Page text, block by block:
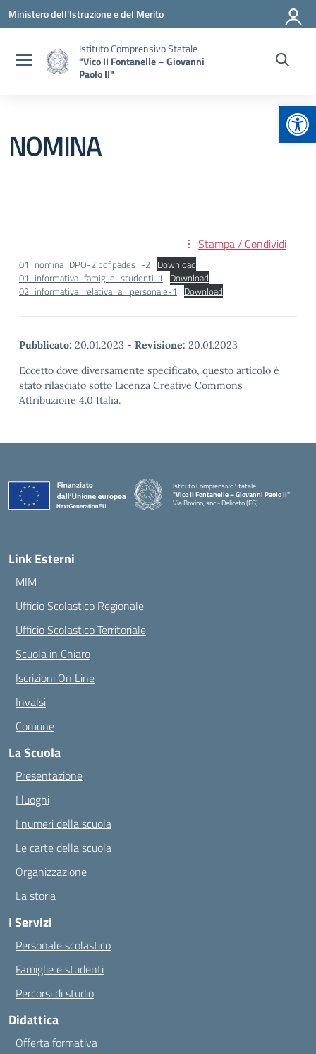
Vai ai contenuti
Vai al menu di navigazione
Vai al footer
Ministero dell'Istruzione e del Merito
Istituto Comprensivo Statale
"Vico II Fontanelle – Giovanni
Paolo II"
NOMINA
Stampa / Condividi
01_nomina_DPO-2.pdf.pades_-2 Download
01_informativa_famiglie_studenti-1
Download
02_informativa_relativa_al_personale-1
Download
Pubblicato: 20.01.2023 - Revisione: 20.01.2023
Eccetto dove diversamente specificato, questo articolo è
stato rilasciato sotto Licenza Creative Commons
Attribuzione 4.0 Italia.
Istituto Comprensivo Statale
"Vico II Fontanelle – Giovanni Paolo II"
Via Bovino, snc - Deliceto (FG)
Link Esterni
MIM
Ufficio Scolastico Regionale
Ufficio Scolastico Territoriale
Scuola in Chiaro
Iscrizioni On Line
Invalsi
Comune
La Scuola
Presentazione
I luoghi
I numeri della scuola
Le carte della scuola
Organizzazione
La storia
I Servizi
Personale scolastico
Famiglie e studenti
Percorsi di studio
Didattica
Offerta formativa